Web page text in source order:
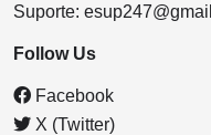
Suporte:
Follow Us
Facebook
X (Twitter)